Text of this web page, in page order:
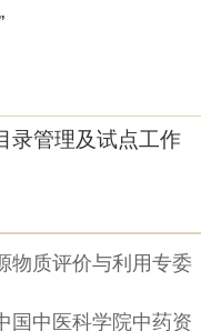
录管理及试点工作
物质评价与利用专委
国中医科学院中药资